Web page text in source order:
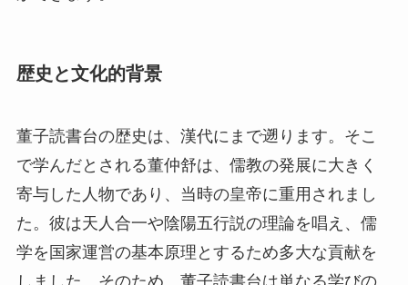
寄与した人物であり、当時の皇帝に重用されまし
しました。そのため、董子読書台は単なる学びの
場を超え、儒教思想の重要な拠点として尊ばれて
います。
伝説によれば、董子読書台はもともと豪族の館跡